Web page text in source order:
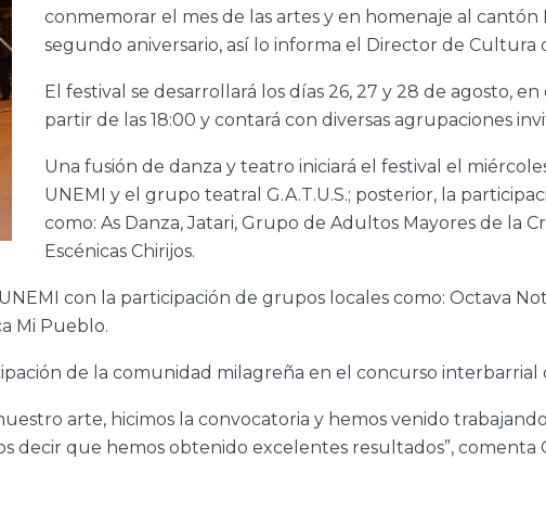
conmemorar el mes de las artes y en homenaje al
segundo aniversario, así lo informa el Director de Cultura
El festival se desarrollará los días 26, 27 y 28 de agosto,
partir de las 18:00 y contará con diversas agrupaciones
Una fusión de danza y teatro iniciará el festival el
UNEMI y el grupo teatral G.A.T.U.S.; posterior, la
como: As Danza, Jatari, Grupo de Adultos Mayores de la
Escénicas Chirijos.
con la participación de grupos locales como: Octava
Mi Pueblo.
de la comunidad milagreña en el concurso interbarrial
arte, hicimos la convocatoria y hemos venido
decir que hemos obtenido excelentes resultados”, comenta